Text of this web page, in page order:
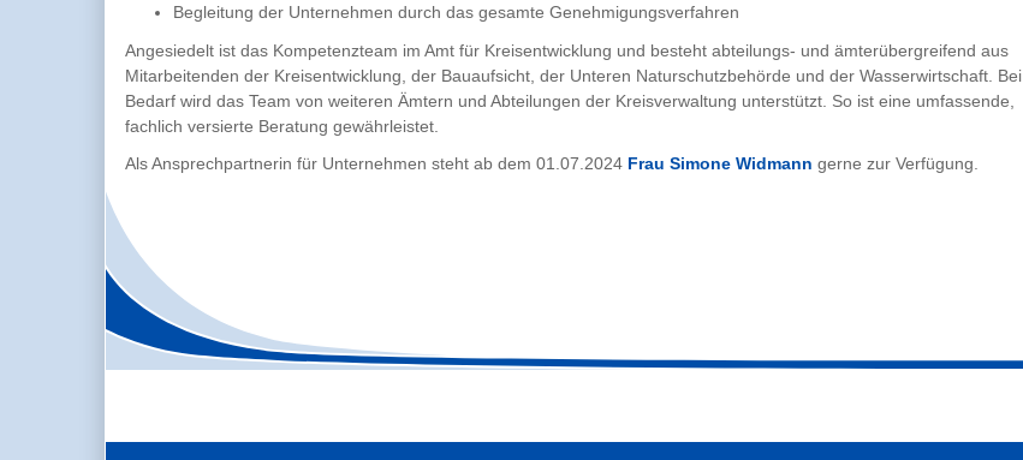
Begleitung der Unternehmen durch das gesamte Genehmigungsverfahren
Angesiedelt ist das Kompetenzteam im Amt für Kreisentwicklung und besteht abteilungs- und ämterübergreifend aus
Mitarbeitenden der Kreisentwicklung, der Bauaufsicht, der Unteren Naturschutzbehörde und der Wasserwirtschaft. Bei
Bedarf wird das Team von weiteren Ämtern und Abteilungen der Kreisverwaltung unterstützt. So ist eine umfassende,
fachlich versierte Beratung gewährleistet.
Als Ansprechpartnerin für Unternehmen steht ab dem 01.07.2024 Frau Simone Widmann gerne zur Verfügung.